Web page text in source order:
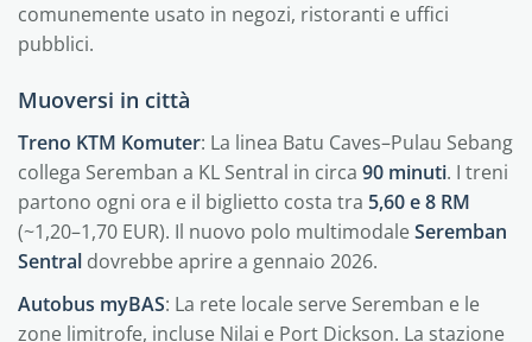
comunemente usato in negozi, ristoranti e uffici
pubblici.
Muoversi in città
Treno KTM Komuter: La linea Batu Caves–Pulau Sebang
collega Seremban a KL Sentral in circa 90 minuti. I treni
partono ogni ora e il biglietto costa tra 5,60 e 8 RM
(~1,20–1,70 EUR). Il nuovo polo multimodaleSeremban
Sentral dovrebbe aprire a gennaio 2026.
Autobus myBAS: La rete locale serve Seremban e le
zone limitrofe, incluse Nilai e Port Dickson. La stazione